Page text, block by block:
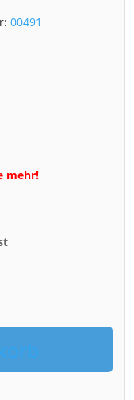
00491
mehr!